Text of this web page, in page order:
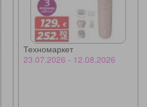
Техномаркет
23.07.2026 - 12.08.2026